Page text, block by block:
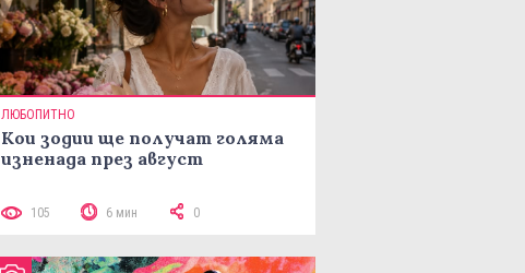
ЛЮБОПИТНО
Кои зодии ще получат голяма
изненада през август
105 6 мин 0